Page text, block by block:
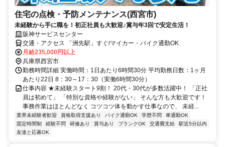
住宅の点検・予防メンテナンス(西宮市)
未経験から手に職を！初正社員も大歓迎♪賞与年3回で安定生活！
阪神サービスセンター
交通・アクセス 「洲先駅」すぐ/マイカー・バイク通勤OK
月給235,000円以上
兵庫県西宮市
勤務時間詳細 実働時間：1日あたり6時間30分 平均勤務日数：1ヶ月
あたり22日 8：30～17：30（実働6時間30分）
仕事内容 ★未経験スタート9割！ 20代・30代が多数活躍中！ 「正社
員は初めて」 「特別な資格や経験がない」 そんな方も大歓迎です！
事務作業はほとんどなく コツコツ体を動かす仕事なので、 未経...
業界未経験者歓迎 資格取得支援あり バイク通勤OK 学歴不問
車通勤OK
固定時間制
経験不問 研修あり 賞与あり ブランクOK 交通費支給
駅近5分以内
友達と応募OK